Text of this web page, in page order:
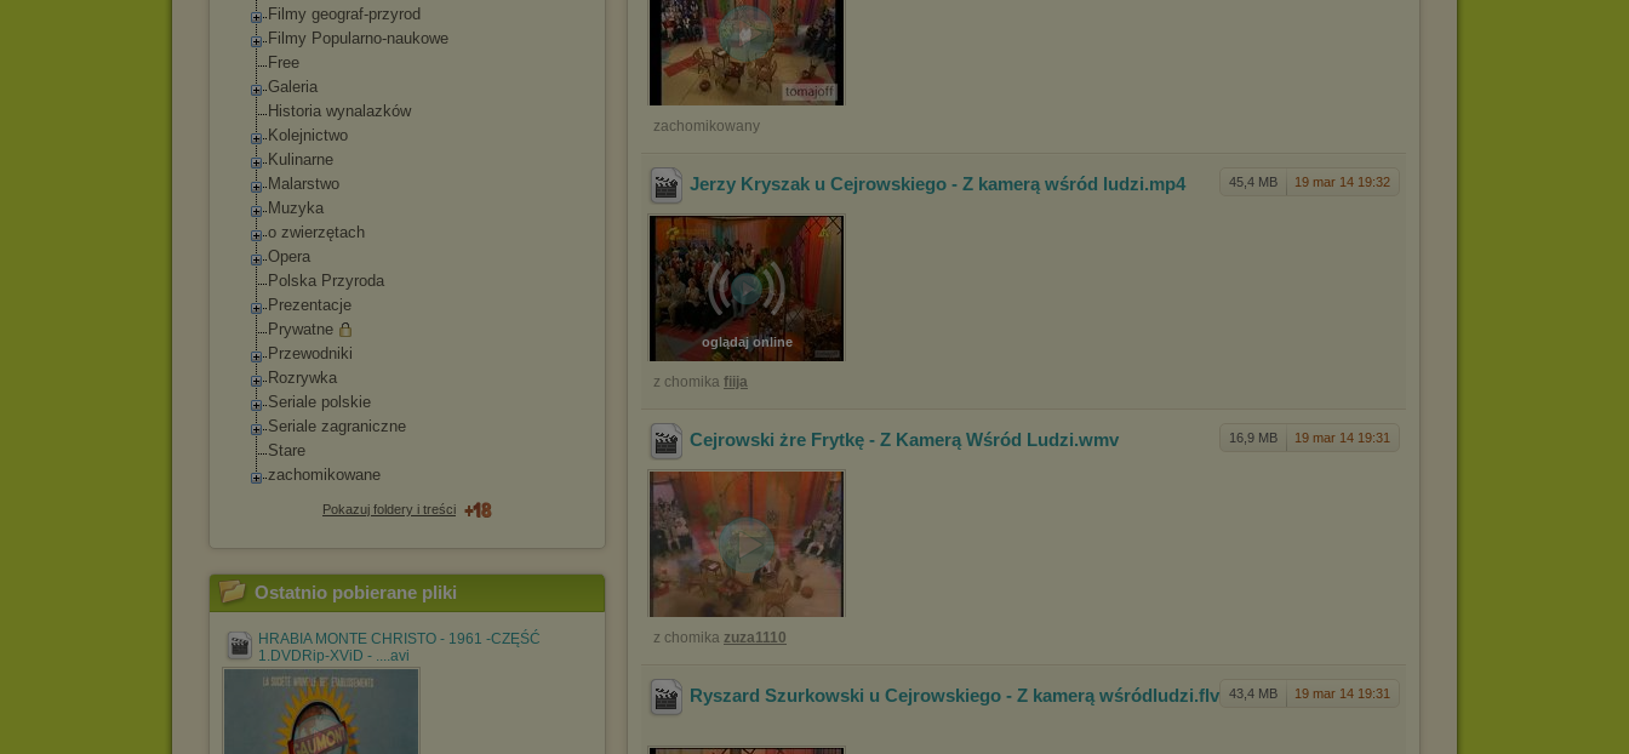
Filmy geograf-przyrod
Filmy Popularno-naukowe
Free
Galeria
Historia wynalazków
Kolejnictwo
Kulinarne
Malarstwo
Muzyka
o zwierzętach
Opera
Polska Przyroda
Prezentacje
Prywatne
Przewodniki
Rozrywka
Seriale polskie
Seriale zagraniczne
Stare
zachomikowane
Pokazuj foldery i treści
Ostatnio pobierane pliki
HRABIA MONTE CHRISTO - 1961 -CZĘŚĆ
1.DVDRip-XViD - ....avi
zachomikowany
45,4 MB 19 mar 14 19:32
Jerzy Kryszak u Cejrowskiego - Z kamerą wśród ludzi.mp4
oglądaj online
z chomika fiija
16,9 MB 19 mar 14 19:31
Cejrowski żre Frytkę - Z Kamerą Wśród Ludzi.wmv
z chomika zuza1110
43,4 MB 19 mar 14 19:31
Ryszard Szurkowski u Cejrowskiego - Z kamerą wśródludzi.flv